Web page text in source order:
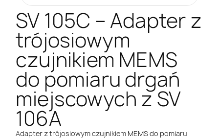
SV 105C – Adapter z
trójosiowym
czujnikiem MEMS
do pomiaru drgań
miejscowych z SV
106A
Adapter z trójosiowym czujnikiem MEMS do pomiaru